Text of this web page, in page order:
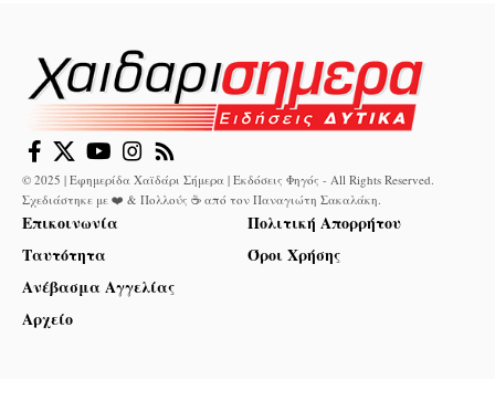
© 2025 | Εφημερίδα Χαϊδάρι Σήμερα | Εκδόσεις Φηγός - All Rights Reserved.
Σχεδιάστηκε με ❤️ & Πολλούς ☕ από τον Παναγιώτη Σακαλάκη
Επικοινωνία
Ταυτότητα
Ανέβασμα Αγγελίας
Αρχείο
Πολιτική Απορρήτου
Όροι Χρήσης